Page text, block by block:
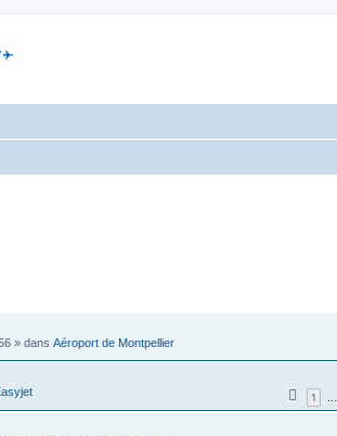
» dans Aéroport de Montpellier
1 …